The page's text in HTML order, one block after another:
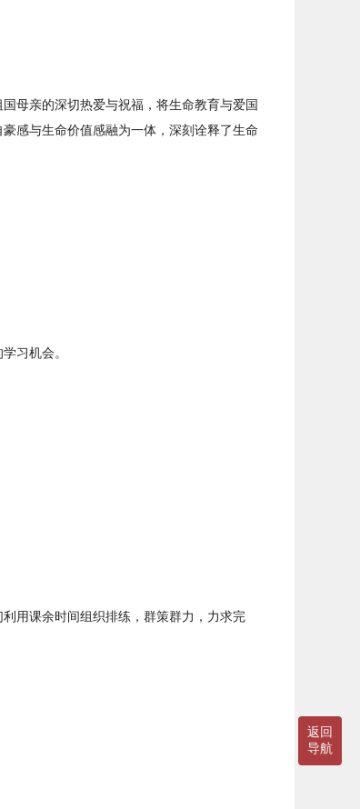
返回
导航
母亲的深切热爱与祝福，将生命教育与爱国
感与生命价值感融为一体，深刻诠释了生命
习机会。
用课余时间组织排练，群策群力，力求完